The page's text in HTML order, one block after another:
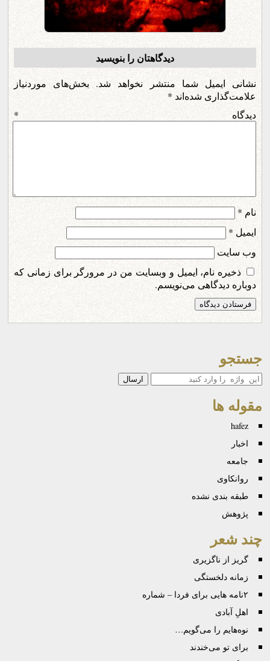
دیدگاهتان را بنویسید
نشانی ایمیل شما منتشر نخواهد شد. بخش‌های موردنیاز
علامت‌گذاری شده‌اند *
دیدگاه *
نام *
ایمیل *
وب‌ سایت
ذخیره نام، ایمیل و وبسایت من در مرورگر برای زمانی که
دوباره دیدگاهی می‌نویسم.
جستجو
جستجو
مقوله ها
hafez
اخبار
جامعه
روانكاوی
طبقه بندی نشده
پژوهش
چند شعر
گریز از ناگزیری
زمانه دلخستگی
۲نامه هایی برای فردا – شماره
اهلِ آبادی
نوه‌هایم را می‌گویم…
برای تو می‌خندند